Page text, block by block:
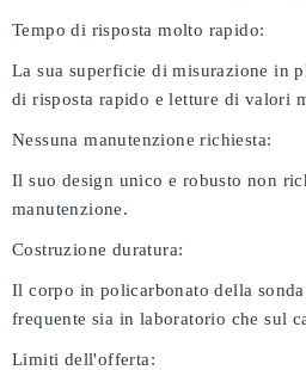
Tempo di risposta molto rapido:
La sua superficie di misurazione in
di risposta rapido e letture di valori
Nessuna manutenzione richiesta:
Il suo design unico e robusto non
manutenzione.
Costruzione duratura:
Il corpo in policarbonato della
frequente sia in laboratorio che sul
Limiti dell'offerta: